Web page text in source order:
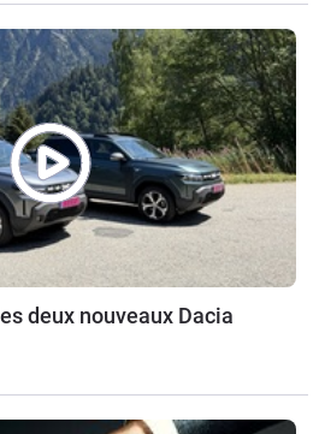
deux nouveaux Dacia